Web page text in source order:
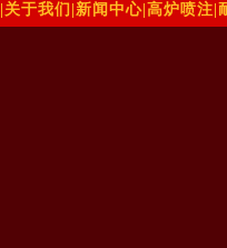
关于我们 新闻中心 高炉喷注